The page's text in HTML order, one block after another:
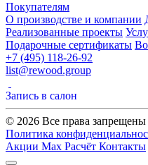
Покупателям
О производстве и компании
Реализованные проекты
Подарочные сертификаты
+7 (495) 118-26-92
list@rewood.group
Запись в салон
© 2026 Все права запрещены
Политика
Акции Max Расчёт Контакты